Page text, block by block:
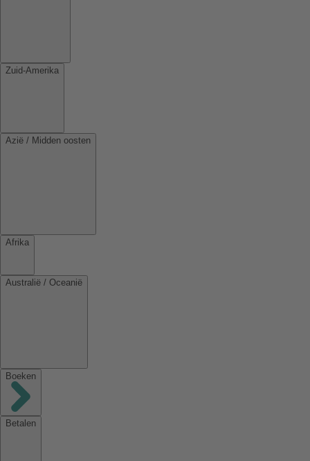
Zuid-Amerika
Azië / Midden oosten
Afrika
Australië / Oceanië
Boeken
Betalen